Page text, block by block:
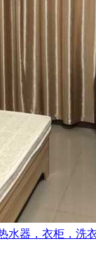
水器，衣柜，洗